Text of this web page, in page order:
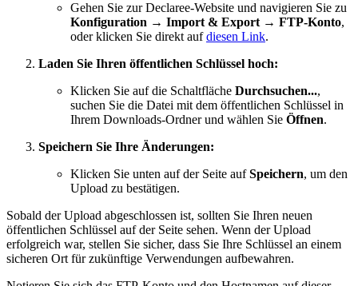
Gehen Sie zur Declaree-Website und navigieren Sie zu
Konfiguration → Import & Export → FTP-Konto,
oder klicken Sie direkt aufdiesen Link.
Laden Sie Ihren öffentlichen Schlüssel hoch:
Klicken Sie auf die Schaltfläche Durchsuchen...,
suchen Sie die Datei mit dem öffentlichen Schlüssel in
Ihrem Downloads-Ordner und wählen Sie Öffnen.
Speichern Sie Ihre Änderungen:
Klicken Sie unten auf der Seite aufSpeichern, um den
Upload zu bestätigen.
Sobald der Upload abgeschlossen ist, sollten Sie Ihren neuen
öffentlichen Schlüssel auf der Seite sehen. Wenn der Upload
erfolgreich war, stellen Sie sicher, dass Sie Ihre Schlüssel an einem
sicheren Ort für zukünftige Verwendungen aufbewahren.